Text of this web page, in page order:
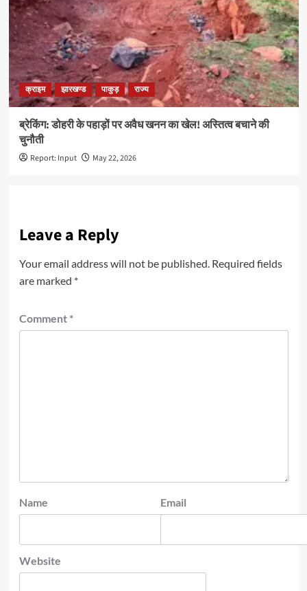
क्राइम झारखण्ड पाकुड़ राज्य
ब्रेकिंग: डोहरी के पहाड़ों पर अवैध खनन का खेल! अस्तित्व बचाने की
चुनौती
Report: Input May 22, 2026
Leave a Reply
Your email address will not be published. Required fields
are marked *
Comment *
Name Email
Website